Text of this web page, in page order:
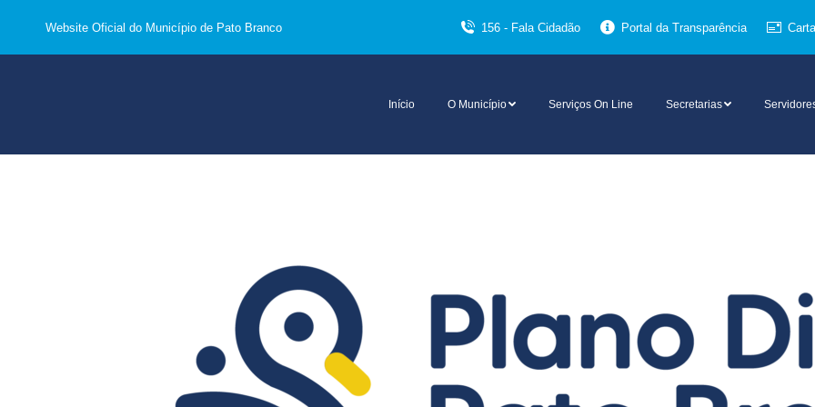
Website Oficial do Município de Pato Branco 156 - Fala Cidadão Portal da Transparência
Início O Município Serviços On Line Secretarias